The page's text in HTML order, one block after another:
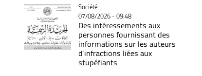
Catégorie
Société
07/08/2026 - 09:48
Des intéressements aux
personnes fournissant des
informations sur les auteurs
d’infractions liées aux
stupéfiants